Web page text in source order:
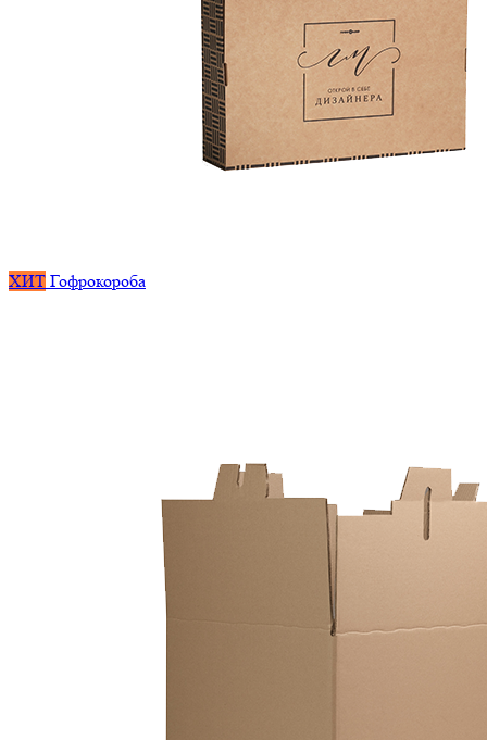
ХИТ Гофрокороба